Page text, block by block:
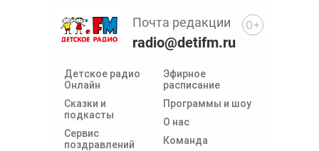
Детское радио
Онлайн
Сказки и
подкасты
Сервис
поздравлений
Эфирное
расписание
Программы и шоу
О нас
Команда
Почта редакции
radio@detifm.ru
0+